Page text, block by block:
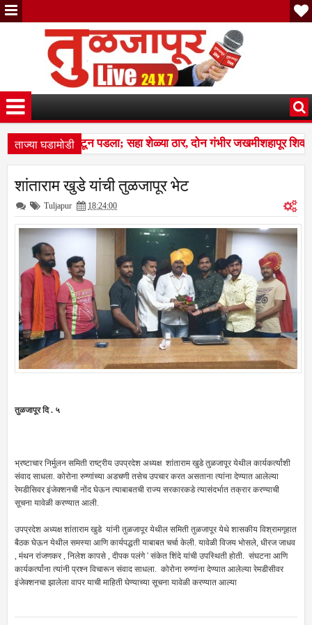
ताज्या घडामोडी
कळप शेळ्यांवर तुटून पडला; सहा शेळ्या ठार, दोन गंभीर जखमीशहापूर
बस देतो' म्हणत १७ लाखांचा गंडा; तुळजापूर तालुक्यातील दाम्पत्याची
कळप शेळ्यांवर तुटून पडला; सहा शेळ्या ठार, दोन गंभीर जखमीशहापूर
शांताराम खुडे यांची तुळजापूर भेट
Tuljapur 18:24:00
तुळजापूर दि . ५
भ्रष्टाचार निर्मुलन समिती राष्ट्रीय उपप्रदेश अध्यक्ष शांताराम खुडे तुळजापूर येथील कार्यकर्त्यांशी
संवाद साधला. कोरोना रुग्णांच्या अडचणी तसेच उपचार करत असताना त्यांना देण्यात आलेल्या
रेमडीसिवर इंजेक्शनची नोंद घेऊन त्याबाबतची राज्य सरकारकडे त्यासंदर्भात तक्रार करण्याची
सूचना यावेळी करण्यात आली.
उपप्रदेश अध्यक्ष शांताराम खुडे यांनी तुळजापूर येथील समिती तुळजापूर येथे शासकीय विश्रामगृहात
बैठक घेऊन येथील समस्या आणि कार्यपद्धती याबाबत चर्चा केली. यावेळी विजय भोसले, धीरज जाधव
, मंथन रांजणकर , निलेश कापसे , दीपक पलंगे ' संकेत शिंदे यांची उपस्थिती होती. संघटना आणि
कार्यकर्त्यांना त्यांनी प्रश्न विचारून संवाद साधला. कोरोना रुग्णांना देण्यात आलेल्या रेमडीसीवर
इंजेक्शनचा झालेला वापर याची माहिती घेण्याच्या सूचना यावेळी करण्यात आल्या